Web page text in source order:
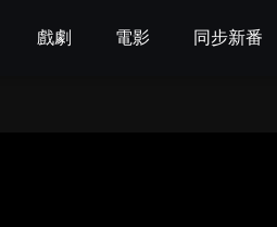
戲劇 電影 同步新番